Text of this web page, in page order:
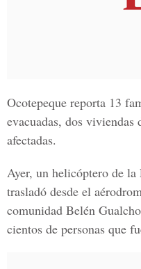
Ocotepeque reporta 13
evacuadas, dos viviendas
afectadas.
Ayer, un helicóptero de la
trasladó desde el
comunidad Belén
cientos de personas que